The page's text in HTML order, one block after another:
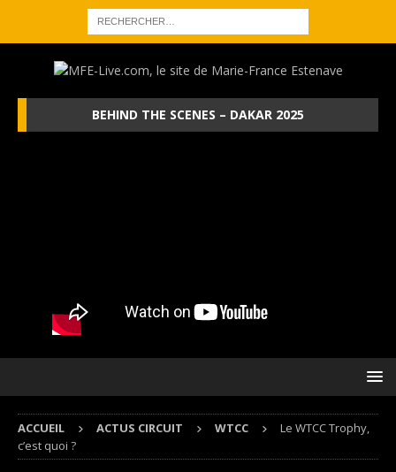
BEHIND THE SCENES – DAKAR 2025
ACCUEIL ACTUS CIRCUIT WTCC
Le WTCC Trophy,
c’est quoi ?